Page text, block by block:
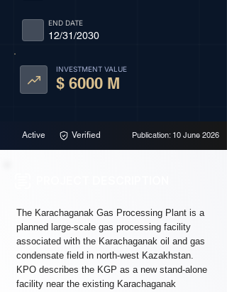
12/31/2030
END DATE
INVESTMENT VALUE
$ 6000 M
Active Verified Publication: 10 June 2026
The Karachaganak Gas Processing Plant is a
planned large-scale gas processing facility
associated with the Karachaganak oil and gas
condensate field in north-west Kazakhstan.
KPO describes the KGP as a new stand-alone
facility near the existing Karachaganak